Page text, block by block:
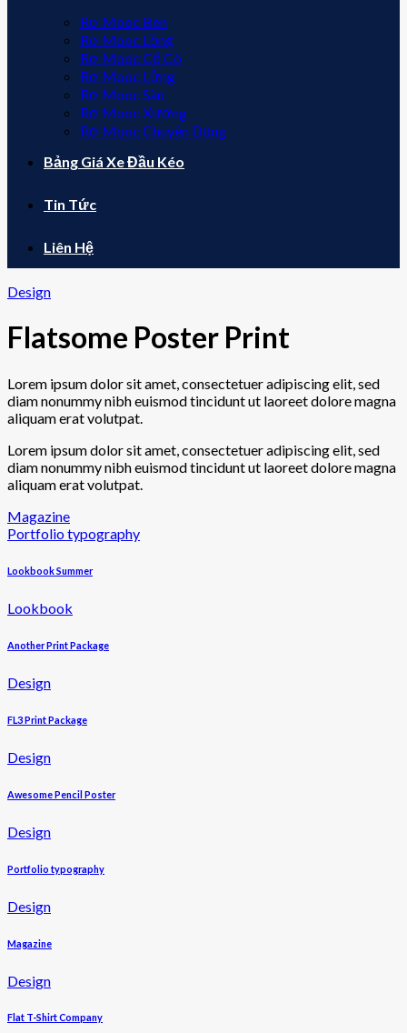
Rơ Mooc Ben
Rơ Mooc Lồng
Rơ Mooc Cổ Cò
Rơ Mooc Lửng
Rơ Mooc Sàn
Rơ Mooc Xương
Rơ Mooc Chuyên Dụng
Bảng Giá Xe Đầu Kéo
Tin Tức
Liên Hệ
Design
Flatsome Poster Print
Lorem ipsum dolor sit amet, consectetuer adipiscing elit, sed
diam nonummy nibh euismod tincidunt ut laoreet dolore magna
aliquam erat volutpat.
Lorem ipsum dolor sit amet, consectetuer adipiscing elit, sed
diam nonummy nibh euismod tincidunt ut laoreet dolore magna
aliquam erat volutpat.
Magazine
Portfolio typography
Lookbook Summer
Lookbook
Another Print Package
Design
FL3 Print Package
Design
Awesome Pencil Poster
Design
Portfolio typography
Design
Magazine
Design
Flat T-Shirt Company